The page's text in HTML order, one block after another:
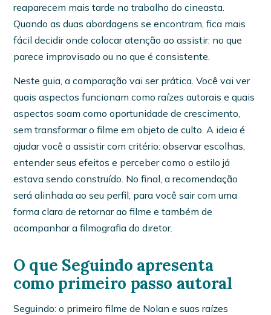
reaparecem mais tarde no trabalho do cineasta.
Quando as duas abordagens se encontram, fica mais
fácil decidir onde colocar atenção ao assistir: no que
parece improvisado ou no que é consistente.
Neste guia, a comparação vai ser prática. Você vai ver
quais aspectos funcionam como raízes autorais e quais
aspectos soam como oportunidade de crescimento,
sem transformar o filme em objeto de culto. A ideia é
ajudar você a assistir com critério: observar escolhas,
entender seus efeitos e perceber como o estilo já
estava sendo construído. No final, a recomendação
será alinhada ao seu perfil, para você sair com uma
forma clara de retornar ao filme e também de
acompanhar a filmografia do diretor.
O que Seguindo apresenta
como primeiro passo autoral
Seguindo: o primeiro filme de Nolan e suas raízes